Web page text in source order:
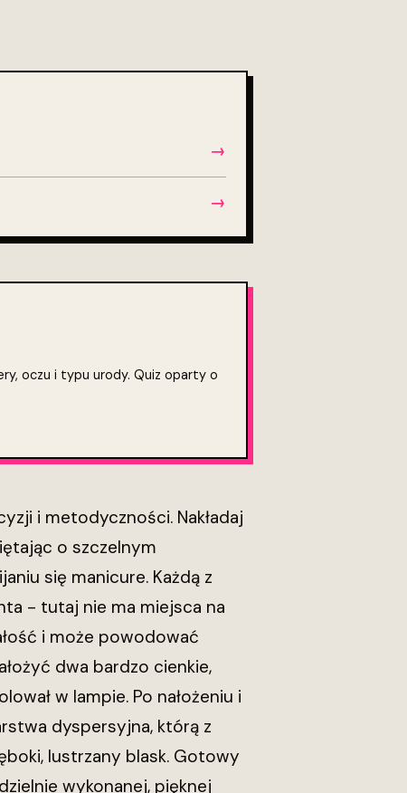
→
→
oczu i typu urody. Quiz oparty o
i metodyczności. Nakładaj
o szczelnym
się manicure. Każdą z
- tutaj nie ma miejsca na
i może powodować
dwa bardzo cienkie,
w lampie. Po nałożeniu i
dyspersyjna, którą z
lustrzany blask. Gotowy
wykonanej, pięknej